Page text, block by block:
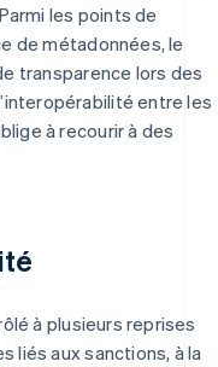
les points de
de métadonnées, le
transparence lors des
entre les
à recourir à des
à plusieurs reprises
liés aux sanctions, à la